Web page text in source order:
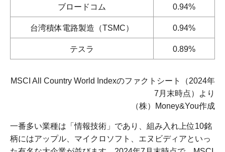
ブロードコム 0.94%
台湾積体電路製造（TSMC） 0.94%
テスラ 0.89%
MSCI All Country World Indexのファクトシート（2024年
7月末時点）より
（株）Money&You作成
一番多い業種は「情報技術」であり、組み入れ上位10銘
柄にはアップル、マイクロソフト、エヌビディアといっ